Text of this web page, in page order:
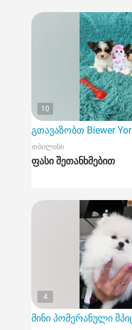
10
გთავაზობთ Biewer
თბილისი
ფასი შეთანხმებით
4
მინი პომერანული